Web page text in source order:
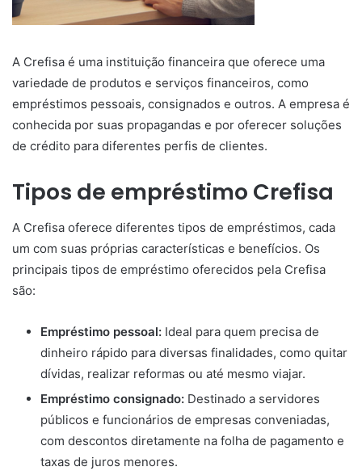
A Crefisa é uma instituição financeira que oferece uma
variedade de produtos e serviços financeiros, como
empréstimos pessoais, consignados e outros. A empresa é
conhecida por suas propagandas e por oferecer soluções
de crédito para diferentes perfis de clientes.
Tipos de empréstimo Crefisa
A Crefisa oferece diferentes tipos de empréstimos, cada
um com suas próprias características e benefícios. Os
principais tipos de empréstimo oferecidos pela Crefisa
são:
Empréstimo pessoal: Ideal para quem precisa de
dinheiro rápido para diversas finalidades, como quitar
dívidas, realizar reformas ou até mesmo viajar.
Empréstimo consignado: Destinado a servidores
públicos e funcionários de empresas conveniadas,
com descontos diretamente na folha de pagamento e
taxas de juros menores.